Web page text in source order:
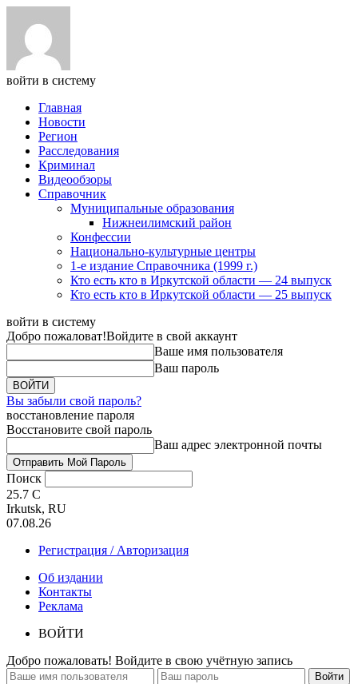
войти в систему
Главная
Новости
Регион
Расследования
Криминал
Видеообзоры
Справочник
Муниципальные образования
Нижнеилимский район
Конфессии
Национально-культурные центры
1-е издание Справочника (1999 г.)
Кто есть кто в Иркутской области — 24 выпуск
Кто есть кто в Иркутской области — 25 выпуск
войти в систему
Добро пожаловат!Войдите в свой аккаунт
Ваше имя пользователя
Ваш пароль
Вы забыли свой пароль?
восстановление пароля
Восстановите свой пароль
Ваш адрес электронной почты
Поиск
25.7 C
Irkutsk, RU
07.08.26
Регистрация / Авторизация
Об издании
Контакты
Реклама
ВОЙТИ
Добро пожаловать! Войдите в свою учётную запись